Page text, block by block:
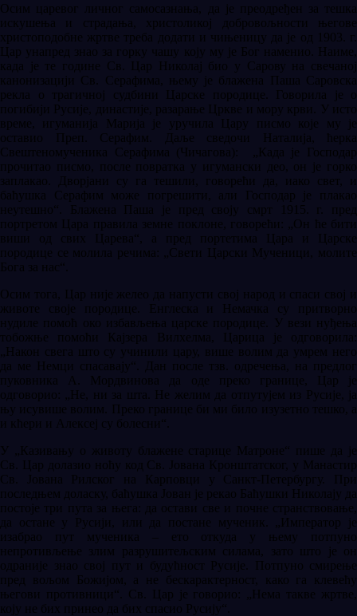
Осим царевог личног самосазнања, да је преодређен за тешка
искушења и страдања, христоликој добровољности његове
христоподобне жртве треба додати и чињеницу да је од 1903. г.
Цар унапред знао за горку чашу коју му је Бог наменио. Наиме,
када је те године Св. Цар Николај био у Сарову на свечаној
канонизацији Св. Серафима, њему је блажена Паша Саровска
рекла о трагичној судбини Царске породице. Говорила је о
погибији Русије, династије, разарање Цркве и мору крви. У исто
време, игуманија Марија је уручила Цару писмо које му је
оставио Преп. Серафим. Даље сведочи Наталија, ћерка
Свештеномученика Серафима (Чичагова): „Када је Господар
прочитао писмо, после повратка у игумански део, он је горко
заплакао. Дворјани су га тешили, говорећи да, иако свет, и
баћушка Серафим може погрешити, али Господар је плакао
неутешно“. Блажена Паша је пред своју смрт 1915. г. пред
портретом Цара правила земне поклоне, говорећи: „Он ће бити
виши од свих Царева“, а пред портетима Цара и Царске
породице се молила речима: „Свети Царски Мученици, молите
Бога за нас“.
Осим тога, Цар није желео да напусти свој народ и спаси свој и
животе своје породице. Енглеска и Немачка су притворно
нудиле помоћ око избављења царске породице. У вези нуђења
тобожње помоћи Кајзера Вилхелма, Царица је одговорила:
„Након свега што су учинили цару, више волим да умрем него
да ме Немци спасавају“. Дан после тзв. одречења, на предлог
пуковника А. Мордвинова да оде преко границе, Цар је
одговорио: „Не, ни за шта. Не желим да отпутујем из Русије, ја
њу исувише волим. Преко границе би ми било изузетно тешко, а
и кћери и Алексеј су болесни“.
У „Казивању о животу блажене старице Матроне“ пише да је
Св. Цар долазио ноћу код Св. Јована Кронштатског, у Манастир
Св. Јована Рилског на Карповци у Санкт-Петербургу. При
последњем доласку, баћушка Јован је рекао Баћушки Николају да
постоје три пута за њега: да остави све и почне странствовање,
да остане у Русији, или да постане мученик. „Император је
изабрао пут мученика – ето откуда у њему потпуно
непротивљење злим разрушитељским силама, зато што је он
одраније знао свој пут и будућност Русије. Потпуно смирење
пред вољом Божијом, а не бескарактерност, како га клевећу
његови противници“. Св. Цар је говорио: „Нема такве жртве,
коју не бих принео да бих спасио Русију“.